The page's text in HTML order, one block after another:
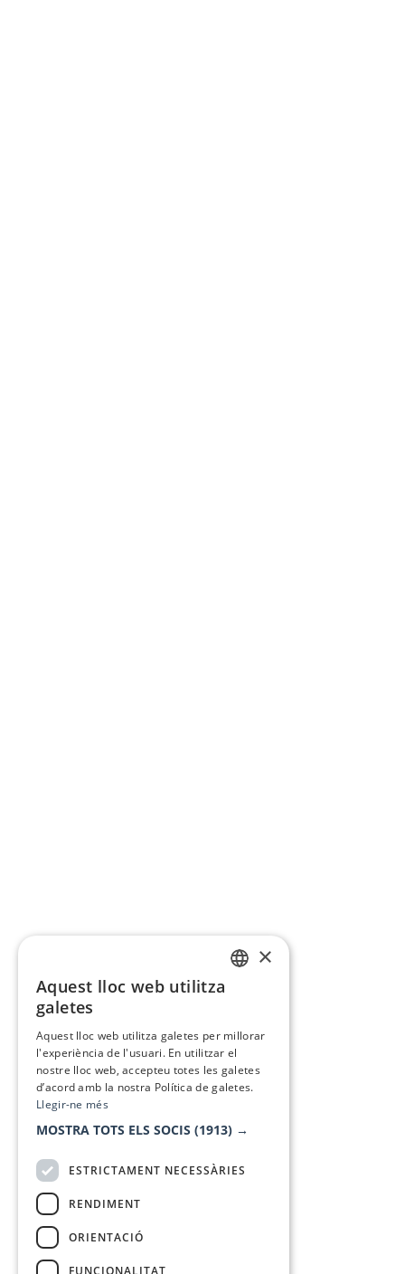
×
Aquest lloc web utilitza
galetes
Aquest lloc web utilitza galetes per millorar
l'experiència de l'usuari. En utilitzar el
nostre lloc web, accepteu totes les galetes
d’acord amb la nostra Política de galetes.
Llegir-ne més
MOSTRA TOTS ELS SOCIS (1913) →
ESTRICTAMENT NECESSÀRIES
RENDIMENT
ORIENTACIÓ
FUNCIONALITAT